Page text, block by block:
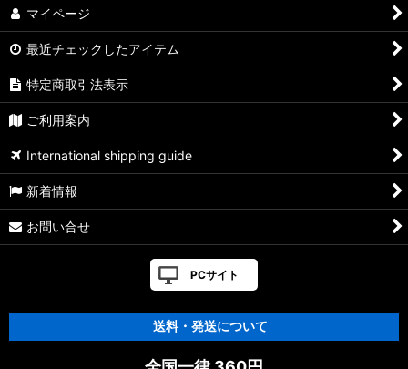
マイページ
最近チェックしたアイテム
特定商取引法表示
ご利用案内
International shipping guide
新着情報
お問い合せ
PCサイト
送料・発送について